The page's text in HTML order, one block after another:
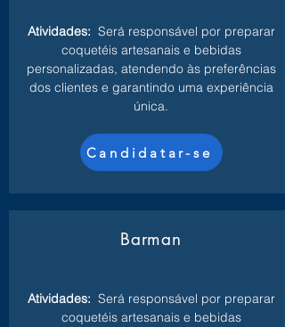
Atividades: Será responsável por preparar
coquetéis artesanais e bebidas
personalizadas, atendendo às preferências
dos clientes e garantindo uma experiência
única.
Candidatar-se
Barman
Atividades: Será responsável por preparar
coquetéis artesanais e bebidas